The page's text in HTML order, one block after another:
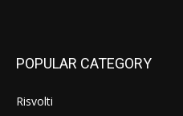
POPULAR CATEGORY
Risvolti